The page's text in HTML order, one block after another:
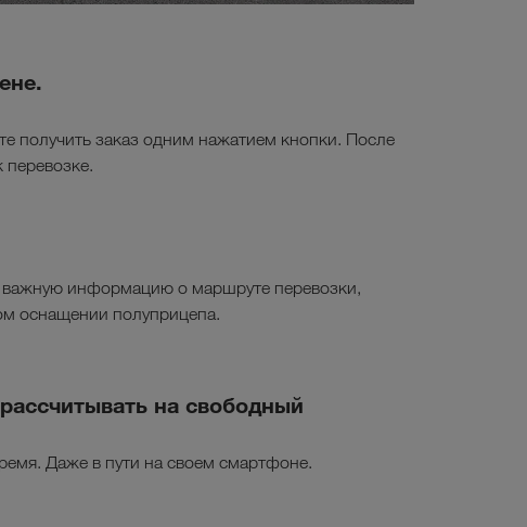
получить заказ одним нажатием кнопки. После
перевозке.
информацию о маршруте перевозки,
оснащении полуприцепа.
на свободный
Даже в пути на своем смартфоне.